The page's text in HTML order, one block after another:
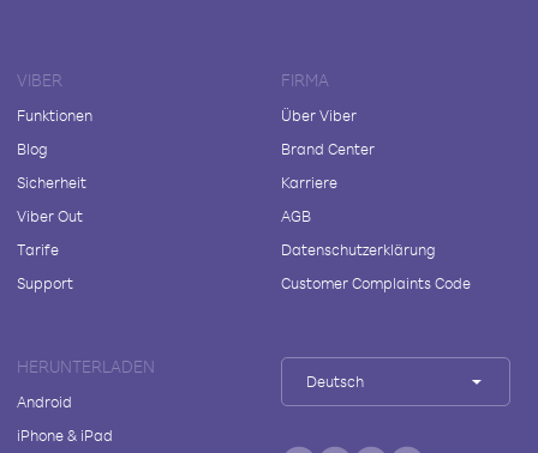
VIBER
Funktionen
Blog
Sicherheit
Viber Out
Tarife
Support
FIRMA
Über Viber
Brand Center
Karriere
AGB
Datenschutzerklärung
Customer Complaints Code
HERUNTERLADEN
Android
iPhone & iPad
Deutsch